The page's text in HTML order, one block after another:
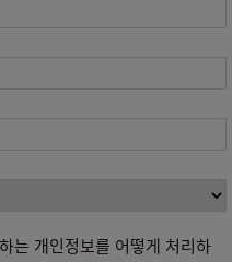
는 개인정보를 어떻게 처리하